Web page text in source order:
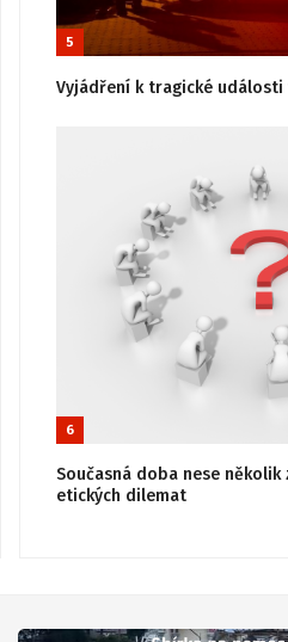
5
Vyjádření k tragické události
6
Současná doba nese několik
etických dilemat